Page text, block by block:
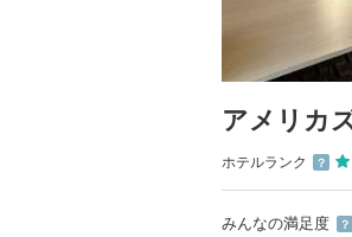
アメリカ
ホテルランク ？
みんなの満足度 ？